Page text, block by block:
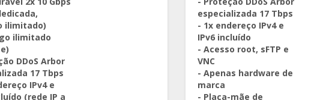
ilimitado)
ilimitado
DDoS Arbor
17 Tbps
IPv4 e
(rede IP a
especializada 17 Tbps
- 1x endereço IPv4 e
IPv6 incluído
- Acesso root, sFTP e
VNC
- Apenas hardware de
marca
- Placa-mãe de